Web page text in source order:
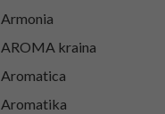
Armonia
AROMA kraina
Aromatica
Aromatika